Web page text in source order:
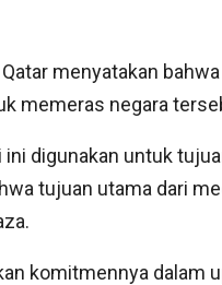
menyatakan
memeras negara
ini digunakan untuk
tujuan utama dari
komitmennya dalam